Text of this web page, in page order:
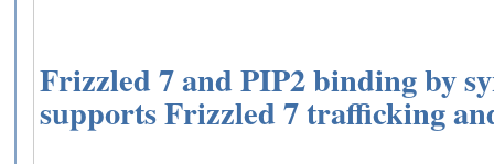
Frizzled 7 and PIP2 binding by
supports Frizzled 7 trafficking